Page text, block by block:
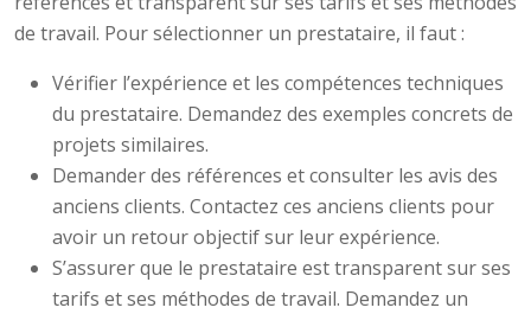
de travail. Pour sélectionner un prestataire, il faut :
Vérifier l’expérience et les compétences techniques
du prestataire. Demandez des exemples concrets de
projets similaires.
Demander des références et consulter les avis des
anciens clients. Contactez ces anciens clients pour
avoir un retour objectif sur leur expérience.
S’assurer que le prestataire est transparent sur ses
tarifs et ses méthodes de travail. Demandez un